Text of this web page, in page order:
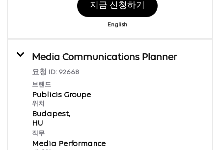
지금 신청하기
English
Media Communications Planner
요청 ID: 92668
브랜드
Publicis Groupe
위치
Budapest,
직무
Media Performance